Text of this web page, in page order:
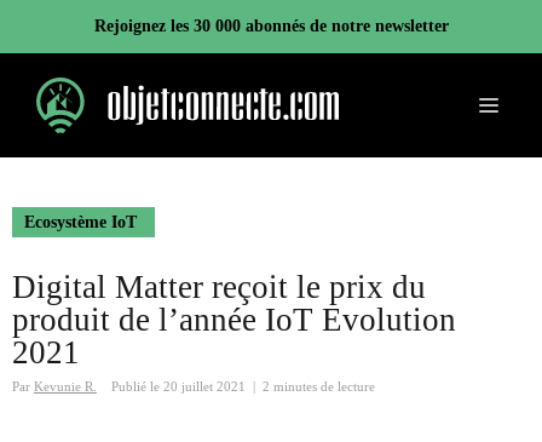
contenu
Rejoignez les 30 000 abonnés de notre newsletter
Menu
Ecosystème IoT
Digital Matter reçoit le prix du
produit de l’année IoT Evolution
2021
Par Kevunie R. Publié le 20 juillet 2021 2 minutes de lecture